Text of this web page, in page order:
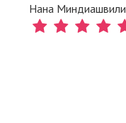
Нана Миндиашвили